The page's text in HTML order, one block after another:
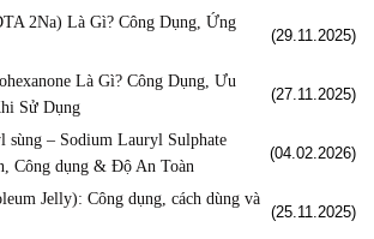
2Na) Là Gì? Công Dụng, Ứng
(29.11.2025)
Là Gì? Công Dụng, Ưu
Sử Dụng
(27.11.2025)
sùng – Sodium Lauryl Sulphate
Công dụng & Độ An Toàn
(04.02.2026)
Jelly): Công dụng, cách dùng và
(25.11.2025)